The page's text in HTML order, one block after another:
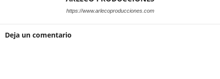
https://www.arlecoproducciones.com
Deja un comentario